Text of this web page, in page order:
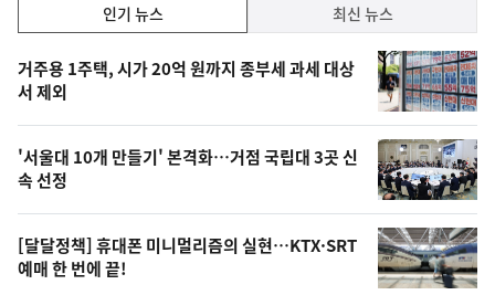
기,
최
신,
오
늘
의
영
상
인기 뉴스 최신 뉴스
인
기
뉴
스
거주용 1주택, 시가 20억 원까지 종부세 과세 대상
서 제외
'서울대 10개 만들기' 본격화…거점 국립대 3곳 신
속 선정
[달달정책] 휴대폰 미니멀리즘의 실현…KTX·SRT
예매 한 번에 끝!